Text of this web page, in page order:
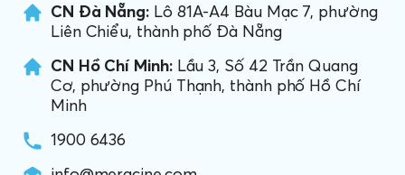
CN Đà Nẵng: Lô 81A-A4 Bàu Mạc 7, phường
Liên Chiểu, thành phố Đà Nẵng
CN Hồ Chí Minh:Lầu 3, Số 42 Trần Quang
Cơ, phường Phú Thạnh, thành phố Hồ Chí
Minh
1900 6436